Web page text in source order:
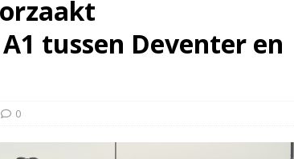
tussen Deventer en
0